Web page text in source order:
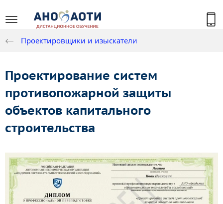
Проектировщики и изыскатели
Проектирование систем
противопожарной защиты
объектов капитального
строительства